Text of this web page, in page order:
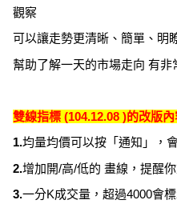
觀察
可以讓走勢更清晰、簡單、明
幫助了解一天的市場走向 有非
雙線指標 (104.12.08 )的改版內
1.均量均價可以按「通知」，
2.增加開/高/低的 畫線，提醒
3.一分K成交量，超過4000會